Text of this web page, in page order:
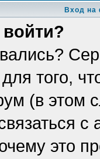
Вход на
того,
(в этом
это